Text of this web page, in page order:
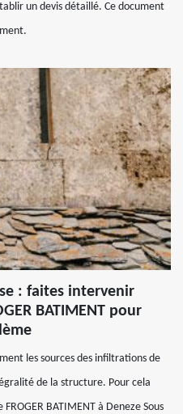
un devis détaillé. Ce document
: faites intervenir
BATIMENT pour
les sources des infiltrations de
de la structure. Pour cela
BATIMENT à Deneze Sous